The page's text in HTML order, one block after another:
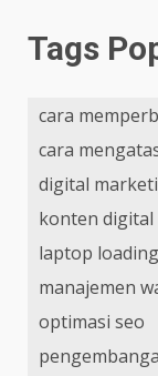
Tags
cara
cara
digital
konten digital
laptop
manajemen
optimasi seo